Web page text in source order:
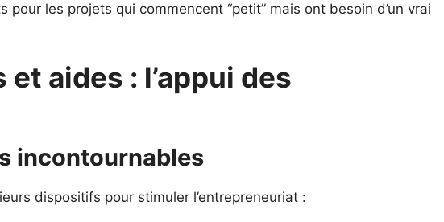
pour les projets qui commencent “petit” mais ont besoin d’un vrai
aides : l’appui des
incontournables
dispositifs pour stimuler l’entrepreneuriat :